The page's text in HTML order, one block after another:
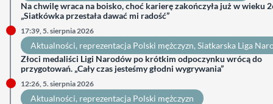
Na chwilę wraca na boisko, choć karierę zakończyła już w wieku
„Siatkówka przestała dawać mi radość”
17:39, 5. sierpnia 2026
Aktualności, reprezentacja Polski mężczyzn, Siatkarska Liga
Złoci medaliści Ligi Narodów po krótkim odpoczynku wrócą do
przygotowań. „Cały czas jesteśmy głodni wygrywania”
12:26, 5. sierpnia 2026
Aktualności, reprezentacja Polski mężczyzn